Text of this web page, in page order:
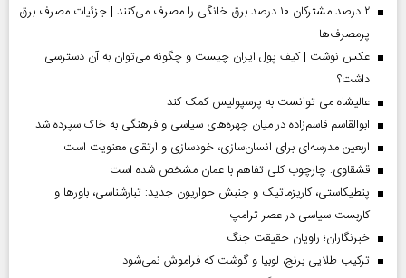
۲ درصد مشترکان ۱۰ درصد برق خانگی را مصرف می‌کنند | جزئیات مصرف برق
پرمصرف‌ها
عکس نوشت | کیف پول ایران چیست و چگونه می‌توان به آن دسترسی
داشت؟
عالیشاه می توانست به پرسپولیس کمک کند
ابوالقاسم قاسم‌زاده در میان چهره‌های سیاسی و فرهنگی به خاک سپرده شد
اربعین مدرسه‌ای برای انسان‌سازی، خودسازی و ارتقای معنویت است
قشقاوی: چارچوب کلی تفاهم با عمان مشخص شده است
پنطیکاستی، کاریزماتیک و جنبش حواریون جدید: تبارشناسی، باور‌ها و
کاربست سیاسی در عصر ترامپ
خبرنگاران؛ راویان حقیقت جنگ
ترکیب طلایی برنج، لوبیا و گوشت که فراموش نمی‌شود